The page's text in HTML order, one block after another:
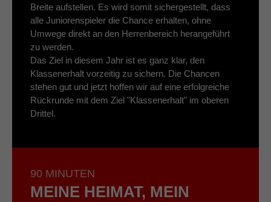
Breite aufstellen. Es wird somit sichergestellt, dass
alle Juniorenspieler die Chance erhalten, ohne
Umwege direkt an den Herrenbereich herangeführt
zu werden.
Das Ziel in diesem Jahr ist es ganz klar, den
Klassenerhalt vorzeitig zu sichern. Die Chancen
stehen gut und jetzt hoffen wir auf eine erfolgreiche
Rückrunde mit dem Ziel "Klassenerhalt" im oberen
Drittel.
90 MINUTEN
MEINE HEIMAT, MEIN